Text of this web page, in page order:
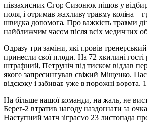
півзахисник Єгор Сизонюк пішов у
поля, і отримав жахливу травму коліна –
швидка допомога. Про важкість травми
найближчим часом після всіх медичних
Одразу три заміни, які провів
принесли свої плоди. На 72 хвилині гості
штрафний, Петруніч під тиском віддав
якого запресингував свіжий Міщенко.
відскоку і забивав уже в порожні ворота.
На більше нашої команди, на жаль, не
Берег-2 втратив нагоду наздогнати за
Наступний матч зіграємо 23 листопада